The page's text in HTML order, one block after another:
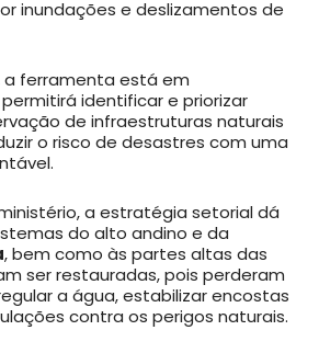
inundações e deslizamentos de
a ferramenta está em
identificar e priorizar
de infraestruturas naturais
o risco de desastres com uma
a estratégia setorial dá
do alto andino e da
, bem como às partes altas das
ser restauradas, pois perderam
a água, estabilizar encostas
contra os perigos naturais.